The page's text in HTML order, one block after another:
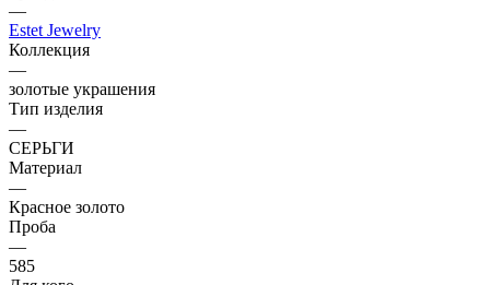
—
Estet Jewelry
Коллекция
—
золотые украшения
Тип изделия
—
СЕРЬГИ
Материал
—
Красное золото
Проба
—
585